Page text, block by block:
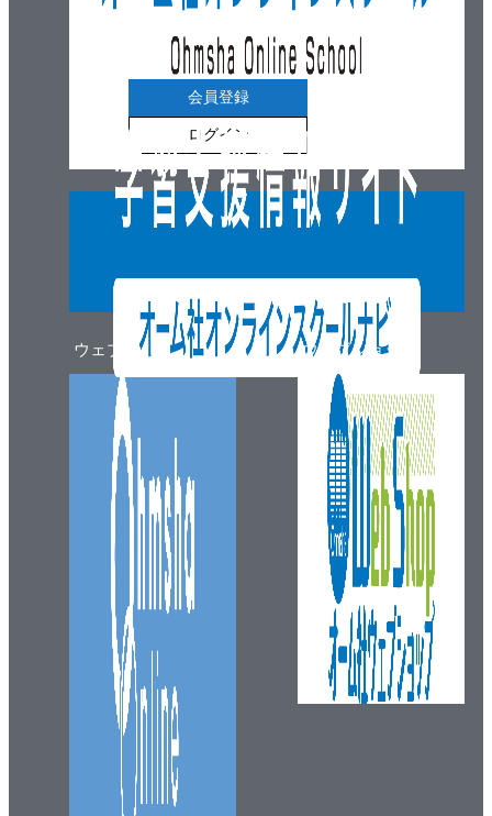
搬送するための専用道路／ダンパ，吹出口・吸込口／
配管は冷温水・蒸気を搬送する専用道路
イラストで学ぶ 空調の熱媒・冷媒の運ばれ方
1．設備保全とはどういうことか
保全とはどういうことか／保全には予防保全と事後保
全がある／状態監視保全と事後保全／故障率は経年に
より変わる／保全性を測る尺度／故障にはどんな種類
2．空気調和機のメンテナンス
空気調和設備を構成する機器／空気加熱器・空気冷却
器のメンテナンス／空気ろ過器のメンテナンス／加湿
器のメンテナンス／送風機のメンテナンス—日常点検
—／送風機のメンテナンス—定期点検—
3．ボイラーのメンテナンス
ボイラーは法令により規制されている／ボイラーの運
転保守管理／ボイラーの定期自主検査項目—ボイラー
本体・燃焼装置—／ボイラーの定期自主検査項目—自
動制御装置—／ボイラーの性能検査項目（開放検査）
ウェブマガジン
会員登録
ログイン
ウェブショップ